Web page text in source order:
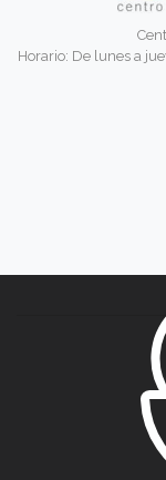
Horario: De lunes a